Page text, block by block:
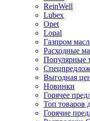
ReinWell
Lubex
Opet
Lopal
Газпром
Расходные
Популярные
Выгодная
Новинки
Горячее
Топ товаров
Горячие